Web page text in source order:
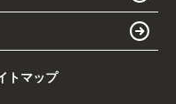
トマップ